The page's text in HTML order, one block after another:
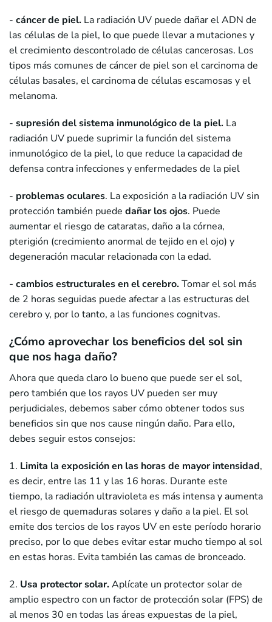
- cáncerde piel. La radiación UV puede dañar el ADN de
las células de la piel, lo que puede llevar a mutaciones y
el crecimiento descontrolado de células cancerosas. Los
tipos más comunes de cáncer de piel son el carcinoma de
células basales, el carcinoma de células escamosas y el
melanoma.
- supresión del sistema inmunológico de la piel. La
radiación UV puede suprimir la función del sistema
inmunológico de la piel, lo que reduce la capacidad de
defensa contra infecciones y enfermedades de la piel
- problemas oculares. La exposición a la radiación UV sin
protección también puede dañar los ojos. Puede
aumentar el riesgo de cataratas, daño a la córnea,
pterigión (crecimiento anormal de tejido en el ojo) y
degeneración macular relacionada con la edad.
- cambios estructurales en el cerebro.Tomar el sol más
de 2 horas seguidas puede afectar a las estructuras del
cerebro y, por lo tanto, a las funciones cognitvas.
¿Cómo aprovechar los beneficios del sol sin
que nos haga daño?
Ahora que queda claro lo bueno que puede ser el sol,
pero también que los rayos UV pueden ser muy
perjudiciales, debemos saber cómo obtener todos sus
beneficios sin que nos cause ningún daño. Para ello,
debes seguir estos consejos:
1. Limita la exposición en las horas de mayor intensidad,
es decir, entre las 11 y las 16 horas. Durante este
tiempo, la radiación ultravioleta es más intensa y aumenta
el riesgo de quemaduras solares y daño a la piel. El sol
emite dos tercios de los rayos UV en este período horario
preciso, por lo que debes evitar estar mucho tiempo al sol
en estas horas. Evita también las camas de bronceado.
2. Usa protector solar.Aplícate un protector solar de
amplio espectro con un factor de protección solar (FPS) de
al menos 30 en todas las áreas expuestas de la piel,